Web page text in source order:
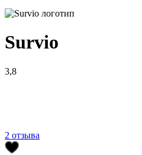
Survio
3,8
2 отзыва